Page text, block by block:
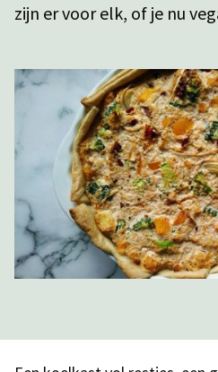
zijn er voor elk, of je nu